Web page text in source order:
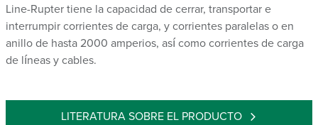
Line-Rupter tiene la capacidad de cerrar, transportar e
interrumpir corrientes de carga, y corrientes paralelas o en
anillo de hasta 2000 amperios, así como corrientes de carga
de líneas y cables.
LITERATURA SOBRE EL PRODUCTO